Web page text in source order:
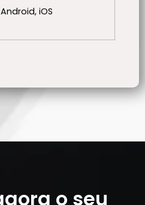
Android, iOS
o seu